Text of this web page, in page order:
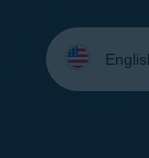
Select
your
language: